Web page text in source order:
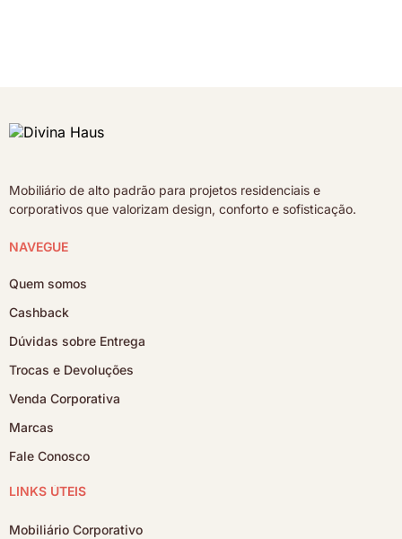
Mobiliário de alto padrão para projetos residenciais e
corporativos que valorizam design, conforto e sofisticação.
NAVEGUE
Quem somos
Cashback
Dúvidas sobre Entrega
Trocas e Devoluções
Venda Corporativa
Marcas
Fale Conosco
LINKS ÚTEIS
Mobiliário Corporativo